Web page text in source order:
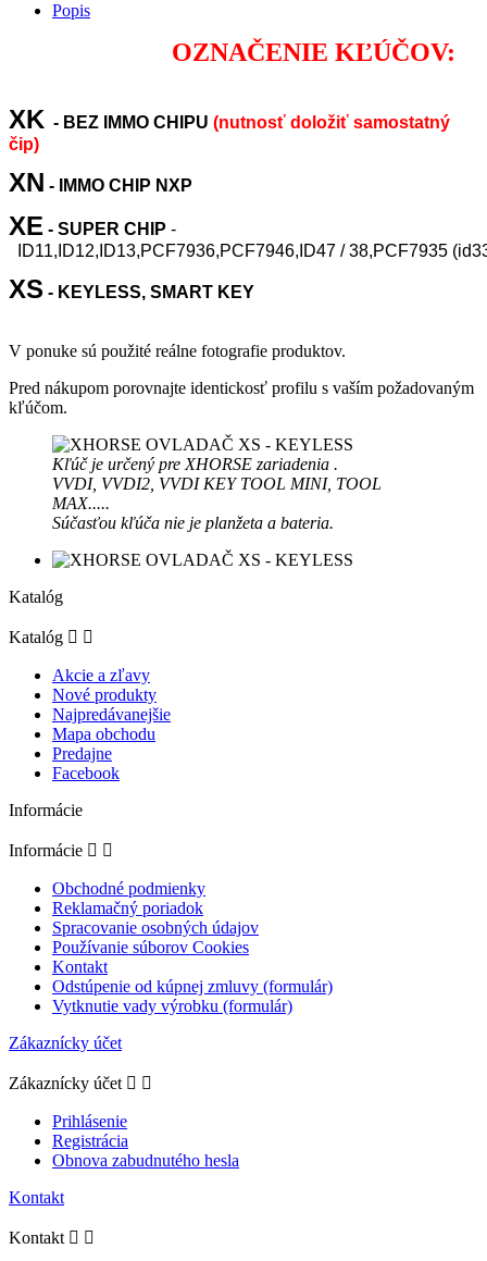
Popis
OZNAČENIE KĽÚČOV:
XK - BEZ IMMO CHIPU (nutnosť doložiť samostatný
čip)
XN - IMMO CHIP NXP
XE - SUPER CHIP -
ID11, ID12, ID13,PCF7936,PCF7946, ID47 / 38,PCF7935 (
XS - KEYLESS, SMART KEY
V ponuke sú použité reálne fotografie produktov.
Pred nákupom porovnajte identickosť profilu s vaším požadovaným
kľúčom.
Kľúč je určený pre XHORSE zariadenia .
VVDI, VVDI2, VVDI KEY TOOL MINI, TOOL
MAX.....
Súčasťou kľúča nie je planžeta a bateria.
Katalóg
Katalóg  
Akcie a zľavy
Nové produkty
Najpredávanejšie
Mapa obchodu
Predajne
Facebook
Informácie
Informácie  
Obchodné podmienky
Reklamačný poriadok
Spracovanie osobných údajov
Používanie súborov Cookies
Kontakt
Odstúpenie od kúpnej zmluvy (formulár)
Vytknutie vady výrobku (formulár)
Zákaznícky účet
Zákaznícky účet  
Prihlásenie
Registrácia
Obnova zabudnutého hesla
Kontakt
Kontakt  